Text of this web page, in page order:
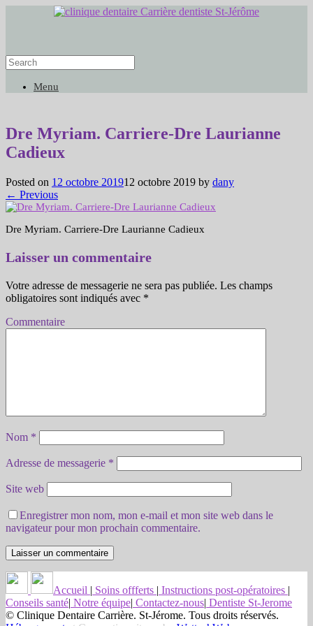
Menu
Dre Myriam. Carriere-Dre Laurianne
Cadieux
Posted on 12 octobre 201912 octobre 2019 by dany
← Previous
Dre Myriam. Carriere-Dre Laurianne Cadieux
Laisser un commentaire
Votre adresse de messagerie ne sera pas publiée. Les champs
obligatoires sont indiqués avec *
Commentaire
Nom *
Adresse de messagerie *
Site web
Enregistrer mon nom, mon e-mail et mon site web dans le
navigateur pour mon prochain commentaire.
Accueil | Soins offferts | Instructions post-opératoires |
Conseils santé| Notre équipe| Contactez-nous| Dentiste St-Jerome
© Clinique Dentaire Carrière. St-Jérome. Tous droits réservés.